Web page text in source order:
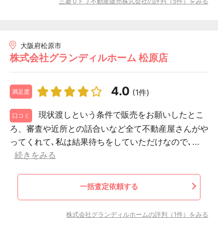
大阪府松原市
株式会社グランディルホーム 松原店
満足度 4.0 (1件)
口コミ
現状渡しという条件で販売をお願いしたとこ
ろ、審査や近所との話合いなど全て不動産屋さんがや
ってくれて､私は結果待ちをしていただけなので､...
続きをみる
一括査定依頼する
株式会社グランディルホームの評判（1件）をみる